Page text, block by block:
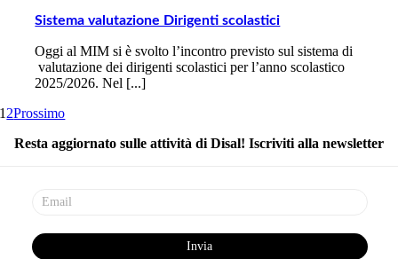
Sistema valutazione Dirigenti scolastici
Oggi al MIM si è svolto l’incontro previsto sul sistema di
valutazione dei dirigenti scolastici per l’anno scolastico
2025/2026. Nel [...]
1 2Prossimo
Resta aggiornato sulle attività di Disal! Iscriviti alla newsletter